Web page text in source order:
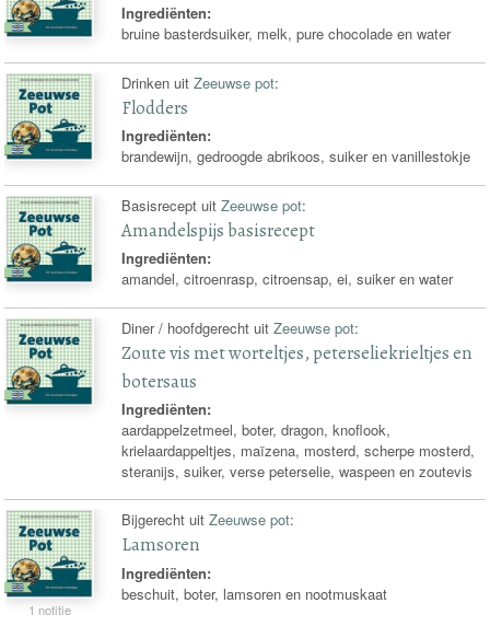
Ingrediënten:
bruine basterdsuiker, melk, pure chocolade en water
Drinken uitZeeuwse pot:
Flodders
Ingrediënten:
brandewijn, gedroogde abrikoos, suiker en vanillestokje
Basisrecept uitZeeuwse pot:
Amandelspijs basisrecept
Ingrediënten:
amandel, citroenrasp, citroensap, ei, suiker en water
Diner / hoofdgerecht uitZeeuwse pot:
Zoute vis met worteltjes, peterseliekrieltjes en
botersaus
Ingrediënten:
aardappelzetmeel, boter, dragon, knoflook,
krielaardappeltjes, maïzena, mosterd, scherpe mosterd,
steranijs, suiker, verse peterselie, waspeen en zoutevis
1 notitie
Bijgerecht uitZeeuwse pot:
Lamsoren
Ingrediënten:
beschuit, boter, lamsoren en nootmuskaat